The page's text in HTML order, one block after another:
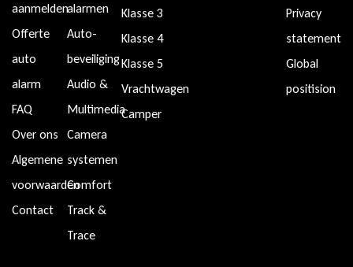
aanmelden
Offerte
auto
alarm
FAQ
Over ons
Algemene
voorwaarden
Contact
alarmen
Auto-
beveiliging
Audio &
Multimedia
Camera
systemen
Comfort
Track &
Trace
Klasse 3
Klasse 4
Klasse 5
Vrachtwagen
Camper
Privacy
statement
Global
positision